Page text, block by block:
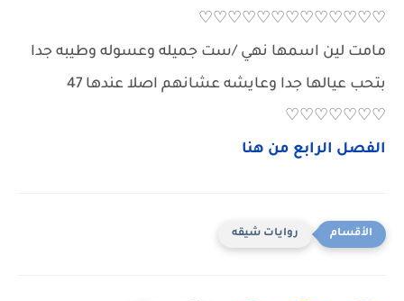
♡♡♡♡♡♡♡♡♡♡♡♡♡
مامت لين اسمها نهي /ست جميله وعسوله وطيبه جدا
بتحب عيالها جدا وعايشه عشانهم اصلا عندها 47
♡♡♡♡♡♡♡
الفصل الرابع من هنا
روايات شيقه